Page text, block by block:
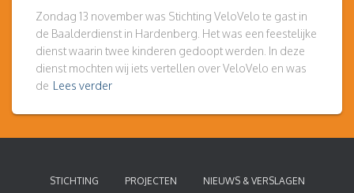
Zondag 13 november was Stichting VeloVelo te gast in
de Baalderdienst in Hardenberg. Het was een feestelijke
dienst waarin twee kinderen gedoopt werden. In deze
dienst mochten wij iets vertellen over VeloVelo en was
de Lees verder
STICHTING PROJECTEN NIEUWS & VERSLAGEN